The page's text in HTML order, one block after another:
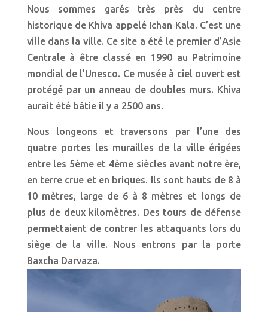
Nous sommes garés très près du centre
historique de Khiva appelé Ichan Kala. C’est une
ville dans la ville. Ce site a été le premier d’Asie
Centrale à être classé en 1990 au Patrimoine
mondial de l’Unesco. Ce musée à ciel ouvert est
protégé par un anneau de doubles murs. Khiva
aurait été bâtie il y a 2500 ans.
Nous longeons et traversons par l’une des
quatre portes les murailles de la ville érigées
entre les 5ème et 4ème siècles avant notre ère,
en terre crue et en briques. Ils sont hauts de 8 à
10 mètres, large de 6 à 8 mètres et longs de
plus de deux kilomètres. Des tours de défense
permettaient de contrer les attaquants lors du
siège de la ville. Nous entrons par la porte
Baxcha Darvaza.